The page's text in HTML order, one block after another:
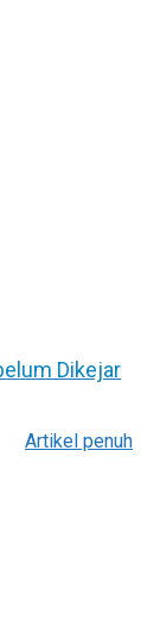
Dikejar
Artikel penuh